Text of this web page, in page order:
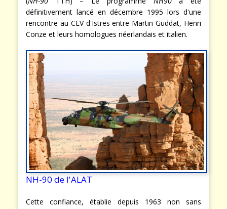
définitivement lancé en décembre 1995 lors d'une
rencontre au CEV d'Istres entre Martin Guddat, Henri
Conze et leurs homologues néerlandais et italien.
NH-90 de l'ALAT
Cette confiance, établie depuis 1963 non sans